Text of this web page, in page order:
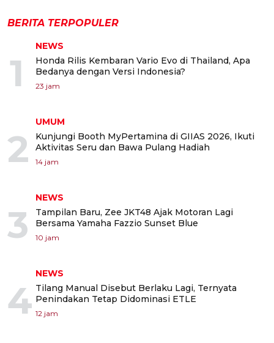
BERITA TERPOPULER
1
NEWS
Honda Rilis Kembaran Vario Evo di Thailand, Apa
Bedanya dengan Versi Indonesia?
23 jam
2
UMUM
Kunjungi Booth MyPertamina di GIIAS 2026, Ikuti
Aktivitas Seru dan Bawa Pulang Hadiah
14 jam
3
NEWS
Tampilan Baru, Zee JKT48 Ajak Motoran Lagi
Bersama Yamaha Fazzio Sunset Blue
10 jam
4
NEWS
Tilang Manual Disebut Berlaku Lagi, Ternyata
Penindakan Tetap Didominasi ETLE
12 jam